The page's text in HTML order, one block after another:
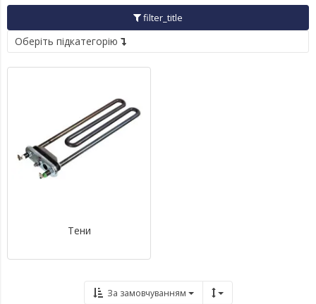
filter_title
Оберіть підкатегорію
Тени
За замовчуванням